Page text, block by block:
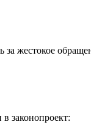
за жестокое
законопроект: